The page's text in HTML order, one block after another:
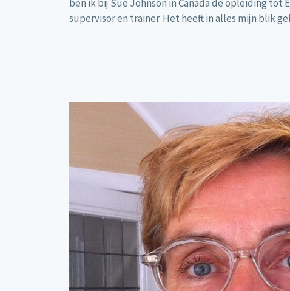
ben ik bij Sue Johnson in Canada de opleiding
supervisor en trainer. Het heeft in alles mijn blik